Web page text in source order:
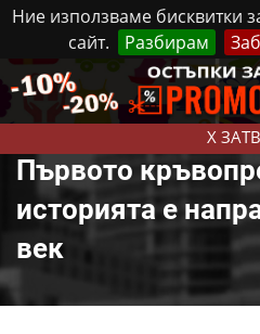
Ние използваме бисквитки
сайт.
Разбирам
X
Събота, 8 Август, 2026
Първото
историята е
век